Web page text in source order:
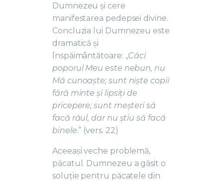
Dumnezeu și cere
manifestarea pedepsei divine.
Concluzia lui Dumnezeu este
dramatică și
înspăimântătoare: „Căci
poporul Meu este nebun, nu
Mă cunoaște; sunt niște copii
fără minte și lipsiți de
pricepere; sunt meșteri să
facă răul, dar nu știu să facă
binele.” (vers. 22)
Aceeași veche problemă,
păcatul. Dumnezeu a găsit o
soluție pentru păcatele din